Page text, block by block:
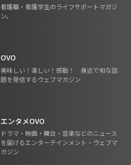
看護職・看護学生のライフサポートマガジ
ン。
OVO
美味しい！楽しい！感動！ 身近で旬な話
題を発信するウェブマガジン
エンタメOVO
ドラマ・映画・舞台・音楽などのニュース
を届けるエンターテインメント・ウェブマ
ガジン